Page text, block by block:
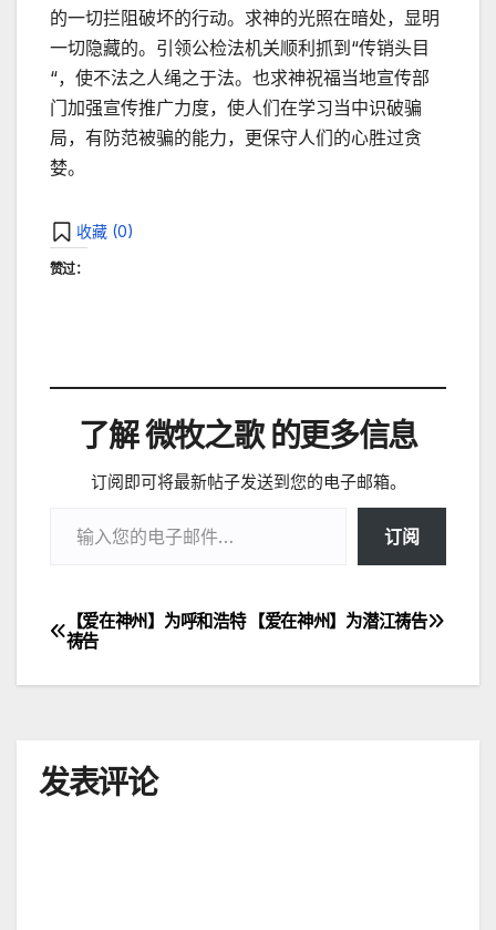
的一切拦阻破坏的行动。求神的光照在暗处，显明
一切隐藏的。引领公检法机关顺利抓到“传销头目
“，使不法之人绳之于法。也求神祝福当地宣传部
门加强宣传推广力度，使人们在学习当中识破骗
局，有防范被骗的能力，更保守人们的心胜过贪
婪。
收藏 (0)
赞过：
了解 微牧之歌 的更多信息
订阅即可将最新帖子发送到您的电子邮箱。
订阅
文
章
航
【爱在神州】为潜江祷告
【爱在神州】为呼和浩特
祷告
发表评论